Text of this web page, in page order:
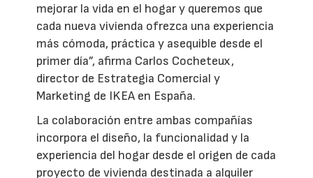
mejorar la vida en el hogar y queremos que
cada nueva vivienda ofrezca una experiencia
más cómoda, práctica y asequible desde el
primer día”, afirma Carlos Cocheteux,
director de Estrategia Comercial y
Marketing de IKEA en España.
La colaboración entre ambas compañías
incorpora el diseño, la funcionalidad y la
experiencia del hogar desde el origen de cada
proyecto de vivienda destinada a alquiler